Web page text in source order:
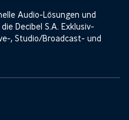
Audio-Lösungen und
Decibel S.A. Exklusiv-
, Studio/Broadcast- und